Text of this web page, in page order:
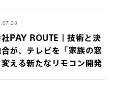
PAY ROUTE｜技術と決
が、テレビを「家族の窓
える新たなリモコン開発